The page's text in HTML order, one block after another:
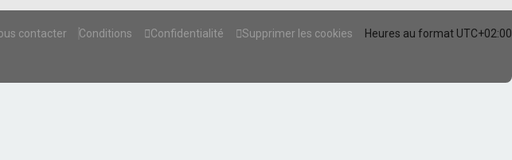
Heures au format UTC+02:00
Supprimer les cookies
Confidentialité
Conditions
contacter